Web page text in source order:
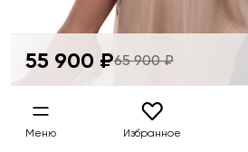
55 900 ₽65 900 ₽
Меню Избранное